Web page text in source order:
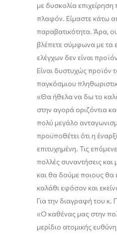
με δυσκολία επιχείρηση
πλαφόν. Είμαστε κάτω
παραβατικότητα. Άρα,
βλέπετε σύμφωνα με τα
ελέγχων δεν είναι
Είναι δυστυχώς προϊόν
παγκόσμιου
«Θα ήθελα να δω το
στην αγορά οριζόντια
πολύ μεγάλο
προϋποθέτει ότι η
επιτυχημένη. Τις
πολλές συναντήσεις
και θα δούμε ποιους θα
καλάθι εφόσον και
Για την διαγραφή του κ.
«Ο καθένας μας στην
μερίδιο ατομικής